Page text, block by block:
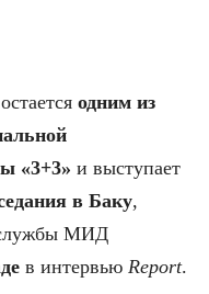
одним из
«3+3» и выступает
в Баку,
службы МИД
в интервью Report.